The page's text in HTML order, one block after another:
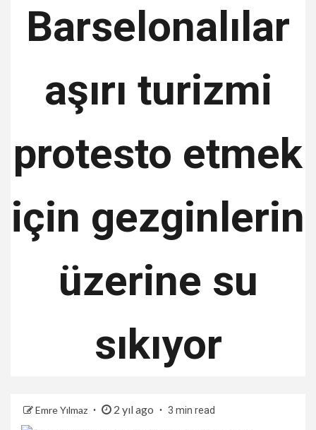
Barselonalılar
aşırı turizmi
protesto etmek
için gezginlerin
üzerine su
sıkıyor
Emre Yılmaz 2 yıl ago 3 min read